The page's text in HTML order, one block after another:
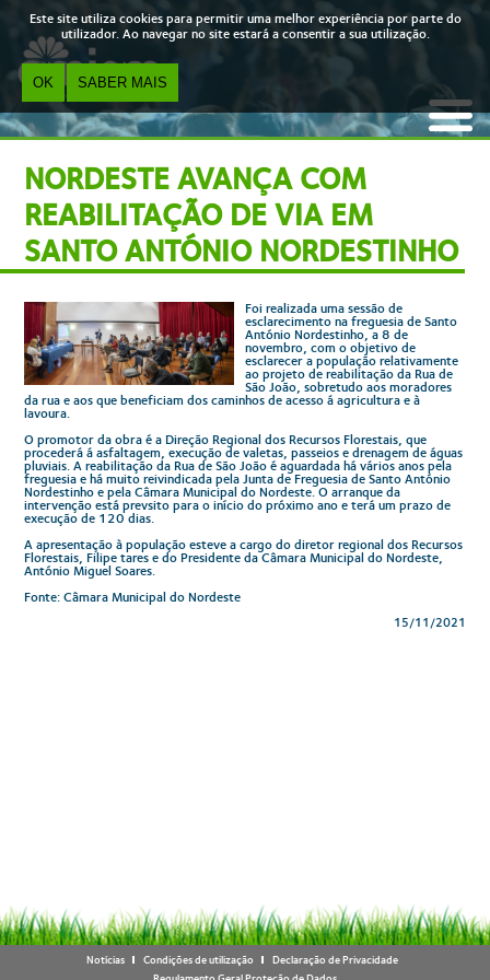
Este site utiliza cookies para permitir uma melhor experiência por parte do
utilizador. Ao navegar no site estará a consentir a sua utilização.
OK SABER MAIS
NORDESTE AVANÇA COM
REABILITAÇÃO DE VIA EM
SANTO ANTÓNIO NORDESTINHO
Foi realizada uma sessão de
esclarecimento na freguesia de Santo
António Nordestinho, a 8 de
novembro, com o objetivo de
esclarecer a população relativamente
ao projeto de reabilitação da Rua de
São João, sobretudo aos moradores
da rua e aos que beneficiam dos caminhos de acesso á agricultura e à
lavoura.
O promotor da obra é a Direção Regional dos Recursos Florestais, que
procederá á asfaltagem, execução de valetas, passeios e drenagem de águas
pluviais. A reabilitação da Rua de São João é aguardada há vários anos pela
freguesia e há muito reivindicada pela Junta de Freguesia de Santo António
Nordestinho e pela Câmara Municipal do Nordeste. O arranque da
intervenção está prevsito para o início do próximo ano e terá um prazo de
execução de 120 dias.
A apresentação à população esteve a cargo do diretor regional dos Recursos
Florestais, Filipe tares e do Presidente da Câmara Municipal do Nordeste,
António Miguel Soares.
Fonte: Câmara Municipal do Nordeste
15/11/2021
Notícias Condições de utilização
Declaração de Privacidade